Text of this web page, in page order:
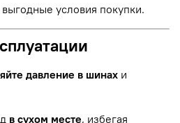
условия покупки.
давление в шинах и
в сухом месте, избегая